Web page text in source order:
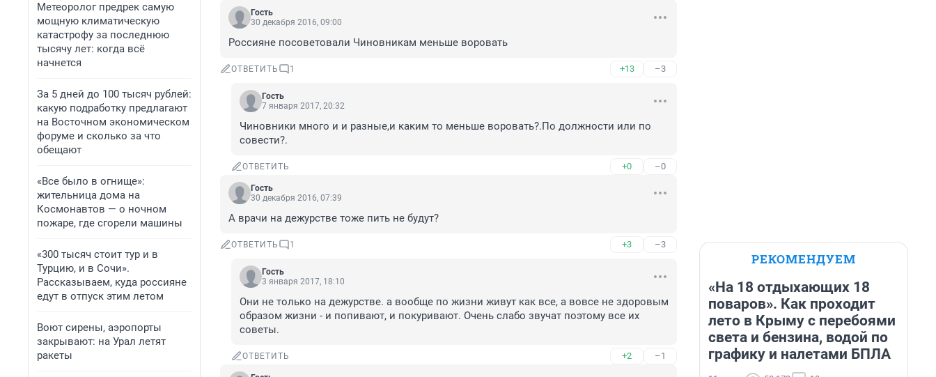
Метеоролог предрек самую
мощную климатическую
катастрофу за последнюю
тысячу лет: когда всё
начнется
За 5 дней до 100 тысяч рублей:
какую подработку предлагают
на Восточном экономическом
форуме и сколько за что
обещают
«Все было в огнище»:
жительница дома на
Космонавтов — о ночном
пожаре, где сгорели машины
«300 тысяч стоит тур и в
Турцию, и в Сочи».
Рассказываем, куда россияне
едут в отпуск этим летом
Воют сирены, аэропорты
закрывают: на Урал летят
ракеты
Гость
30 декабря 2016, 09:00
Россияне посоветовали Чиновникам меньше воровать
ОТВЕТИТЬ 1 +13 –3
Гость
7 января 2017, 20:32
Чиновники много и и разные,и каким то меньше воровать?.По должности или по
совести?.
ОТВЕТИТЬ +0 –0
Гость
30 декабря 2016, 07:39
А врачи на дежурстве тоже пить не будут?
ОТВЕТИТЬ 1 +3 –3
Гость
3 января 2017, 18:10
Они не только на дежурстве. а вообще по жизни живут как все, а вовсе не здоровым
образом жизни - и попивают, и покуривают. Очень слабо звучат поэтому все их
советы.
ОТВЕТИТЬ +2 –1
РЕКОМЕНДУЕМ
«На 18 отдыхающих 18
поваров». Как проходит
лето в Крыму с перебоями
света и бензина, водой по
графику и налетами БПЛА